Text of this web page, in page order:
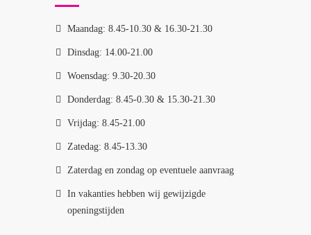
Maandag: 8.45-10.30 & 16.30-21.30
Dinsdag: 14.00-21.00
Woensdag: 9.30-20.30
Donderdag: 8.45-0.30 & 15.30-21.30
Vrijdag: 8.45-21.00
Zatedag: 8.45-13.30
Zaterdag en zondag op eventuele aanvraag
In vakanties hebben wij gewijzigde
openingstijden